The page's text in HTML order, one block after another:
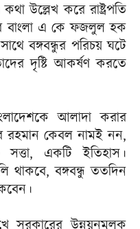
উল্লেখ করে রাষ্ট্রপতি
বাংলা এ কে ফজলুল হক
বঙ্গবন্ধুর পরিচয় ঘটে
দৃষ্টি আকর্ষণ করতে
আলাদা করার
রহমান কেবল নামই নন,
সত্তা, একটি ইতিহাস।
থাকবে, বঙ্গবন্ধু ততদিন